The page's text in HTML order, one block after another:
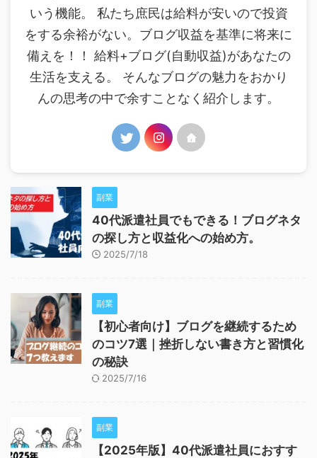
いう機能。 私たち庶民は給料が安いので投資
をする余裕がない。ブログ収益を基準に将来に
備えを！！ 給料+ブログ(自動収益)があなたの
生活を支える。 そんなブログの魅力をおかり
んの思考の中で余すことなく紹介します。
副業
40代派遣社員でもできる！ブログネタ
の探し方と収益化への始め方。
2025/7/18
副業
【初心者向け】ブログを継続するため
のコツ7選｜挫折しない書き方と習慣化
の秘訣
2025/7/16
副業
【2025年版】40代派遣社員におすす